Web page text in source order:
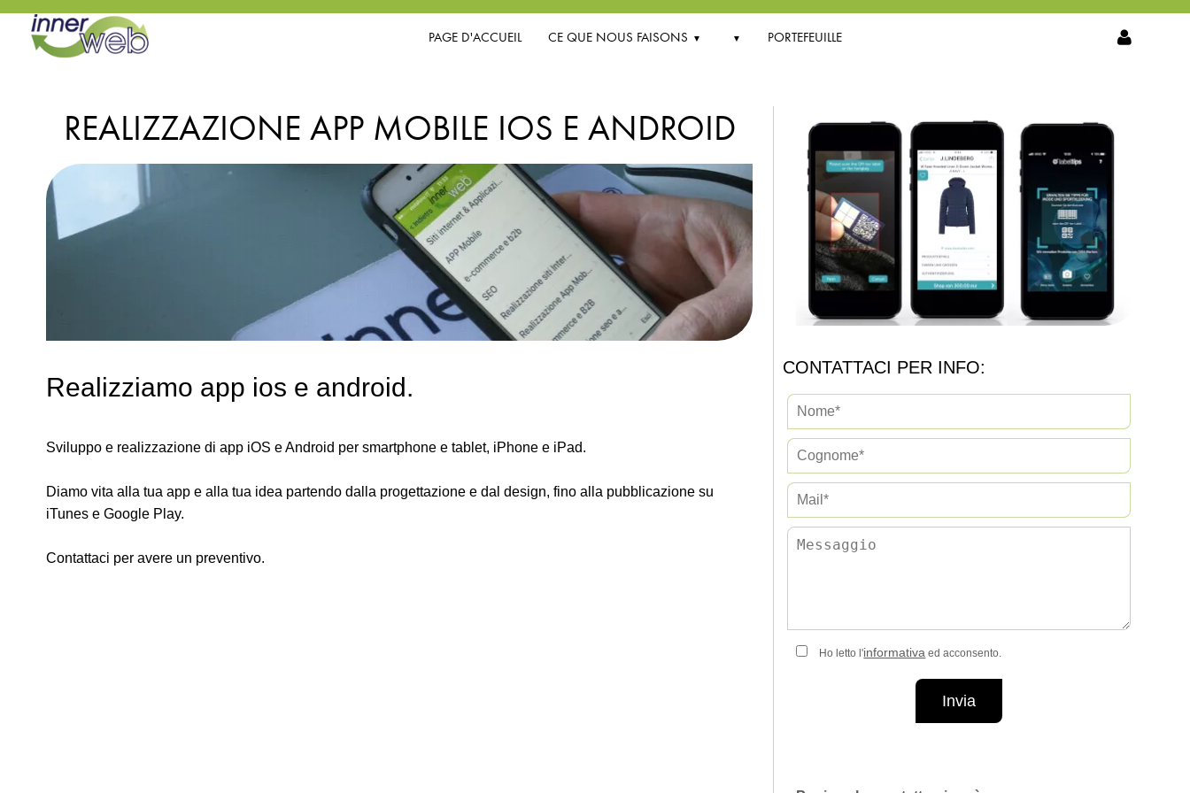
PAGE D'ACCUEIL CE QUE NOUS FAISONS PORTEFEUILLE
REALIZZAZIONE APP MOBILE IOS E ANDROID
Realizziamo app ios e android.
Sviluppo e realizzazione di app iOS e Android per smartphone e tablet, iPhone e iPad.
Diamo vita alla tua app e alla tua idea partendo dalla progettazione e dal design, fino alla pubblicazione su
iTunes e Google Play.
Contattaci per avere un preventivo.
CONTATTACI PER INFO:
Ho letto l'informativa ed acconsento.
Invia